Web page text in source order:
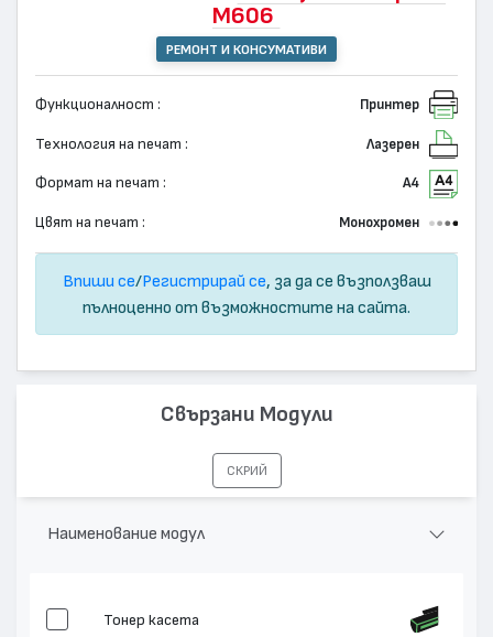
M606
РЕМОНТ И КОНСУМАТИВИ
Функционалност : Принтер
Технология на печат : Лазерен
Формат на печат : А4
Цвят на печат : Монохромен
Впиши се/Регистрирай се, за да се възползваш
пълноценно от възможностите на сайта.
Свързани Модули
СКРИЙ
Наименование модул
Тонер касета